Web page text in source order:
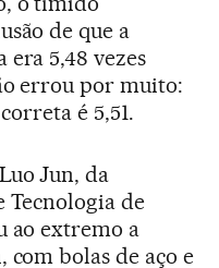
de que a
5,48 vezes
errou por muito:
é 5,51.
Jun, da
Tecnologia de
ao extremo a
com bolas de aço e